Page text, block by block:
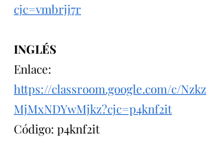
cjc=vmbrjj7r
INGLÉS
Enlace:
https://classroom.google.com/c/Nzkz
MjMxNDYwMjkz?cjc=p4knf2it
Código: p4knf2it